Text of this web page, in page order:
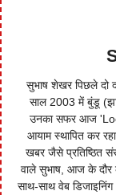
सुभाष शेखर पिछले दो
साल 2003 में बुंडू
उनका सफर आज
आयाम स्थापित कर
खबर जैसे प्रतिष्ठित
वाले सुभाष, आज के दौर
साथ-साथ वेब